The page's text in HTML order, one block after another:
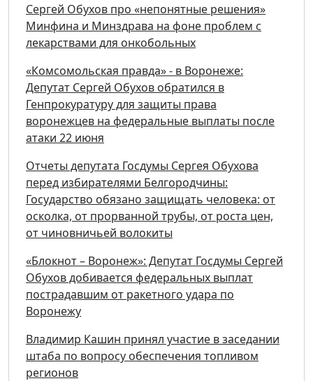
Сергей Обухов про «непонятные решения»
Минфина и Минздрава на фоне проблем с
лекарствами для онкобольных
«Комсомольская правда» - в Воронеже:
Депутат Сергей Обухов обратился в
Генпрокуратуру для защиты права
воронежцев на федеральные выплаты после
атаки 22 июня
Отчеты депутата Госдумы Сергея Обухова
перед избирателями Белгородчины:
Государство обязано защищать человека: от
осколка, от прорванной трубы, от роста цен,
от чиновничьей волокиты
«Блокнот – Воронеж»: Депутат Госдумы Сергей
Обухов добивается федеральных выплат
пострадавшим от ракетного удара по
Воронежу
Владимир Кашин принял участие в заседании
штаба по вопросу обеспечения топливом
регионов